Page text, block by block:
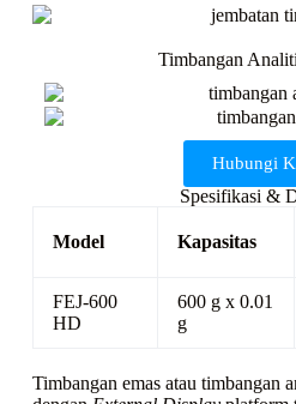
Timbangan
Hubungi
Spesifikasi &
Model Kapasitas
FEJ-600
HD
600 g x 0.01
g
Timbangan emas atau timbangan